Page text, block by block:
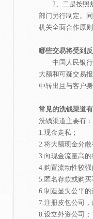
2、二是按照规
部门另行制定。
机关全面合作原
哪些交易将受到
中国人民银行
大额和可疑交易
中转出且与客户
常见的洗钱渠道
洗钱渠道主要有：
1.现金走私；
2.将大额现金分
3.向现金流量高
4.购置流动性较
5.匿名存款或购
6.制造显失公平
7.注册皮包公司
8.设立外资公司；